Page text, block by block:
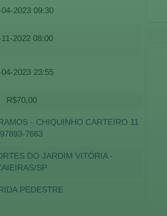
04-2023 09:30
11-2022 08:00
04-2023 23:55
R$70,00
- CHIQUINHO CARTEIRO 11
97893-7663
DO JARDIM VITÓRIA -
SP
PEDESTRE